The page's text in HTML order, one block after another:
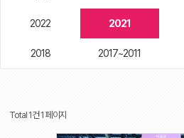
2022 2021
2018 2017~2011
Total 1건1 페이지